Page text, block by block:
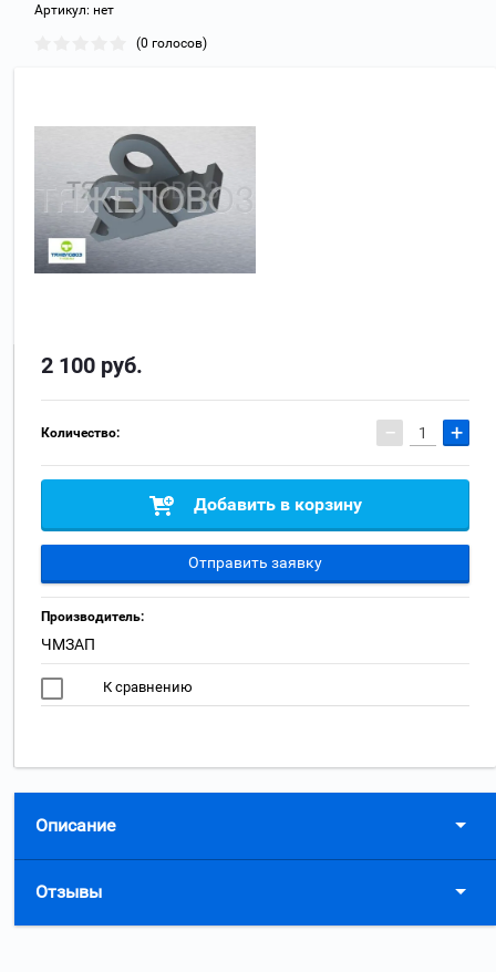
Артикул: нет
(0 голосов)
2 100 руб.
Количество: − +
Добавить в корзину
Отправить заявку
Производитель:
ЧМЗАП
К сравнению
Описание
Отзывы